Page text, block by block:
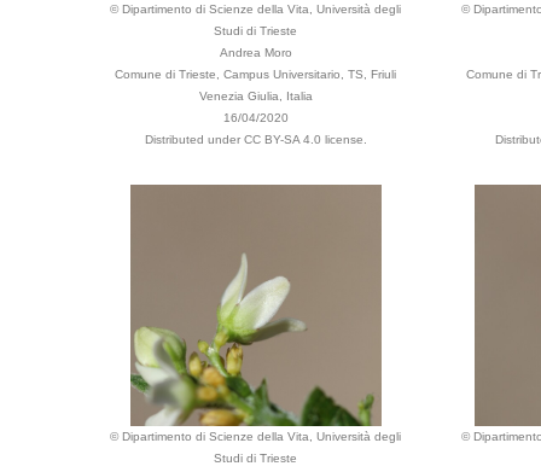
© Dipartimento di Scienze della Vita, Università degli
Studi di Trieste
Andrea Moro
Comune di Trieste, Campus Universitario, TS, Friuli
Venezia Giulia, Italia
16/04/2020
Distributed under CC BY-SA 4.0 license.
©
Comune di
© Dipartimento di Scienze della Vita, Università degli
Studi di Trieste
©